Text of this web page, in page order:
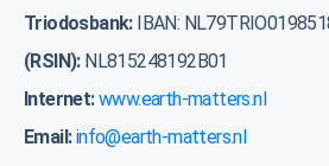
Triodosbank:IBAN:
(RSIN):NL815248192B01
Internet:www.earth-matters.nl
Email:info@earth-matters.nl